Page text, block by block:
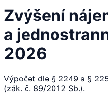
Zvýšení
a
2026
Výpočet dle § 2249 a §
(zák. č. 89/2012 Sb.).